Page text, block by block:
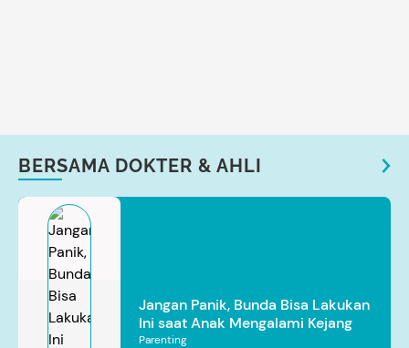
BERSAMA DOKTER & AHLI
Jangan Panik, Bunda Bisa Lakukan
Ini saat Anak Mengalami Kejang
Parenting